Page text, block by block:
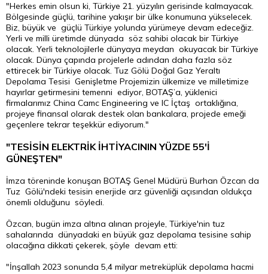
"Herkes emin olsun ki, Türkiye 21. yüzyılın gerisinde kalmayacak.
Bölgesinde güçlü, tarihine yakışır bir ülke konumuna yükselecek.
Biz, büyük ve güçlü Türkiye yolunda yürümeye devam edeceğiz.
Yerli ve milli üretimde dünyada söz sahibi olacak bir Türkiye
olacak. Yerli teknolojilerle dünyaya meydan okuyacak bir Türkiye
olacak. Dünya çapında projelerle adından daha fazla söz
ettirecek bir Türkiye olacak. Tuz Gölü Doğal Gaz Yeraltı
Depolama Tesisi Genişletme Projemizin ülkemize ve milletimize
hayırlar getirmesini temenni ediyor, BOTAŞ’a, yüklenici
firmalarımız China Camc Engineering ve IC İçtaş ortaklığına,
projeye finansal olarak destek olan bankalara, projede emeği
geçenlere tekrar teşekkür ediyorum."
"TESİSİN ELEKTRİK İHTİYACININ YÜZDE 55'İ
GÜNEŞTEN"
İmza töreninde konuşan BOTAŞ Genel Müdürü Burhan Özcan da
Tuz Gölü'ndeki tesisin enerjide arz güvenliği açısından oldukça
önemli olduğunu söyledi.
Özcan, bugün imza altına alınan projeyle, Türkiye'nin tuz
sahalarında dünyadaki en büyük gaz depolama tesisine sahip
olacağına dikkati çekerek, şöyle devam etti:
"İnşallah 2023 sonunda 5,4 milyar metreküplük depolama hacmi